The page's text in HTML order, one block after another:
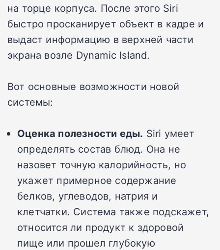
на торце корпуса. После этого Siri
быстро просканирует объект в кадре и
выдаст информацию в верхней части
экрана возле Dynamic Island.
Вот основные возможности новой
системы:
Оценка полезности еды. Siri умеет
определять состав блюд. Она не
назовет точную калорийность, но
укажет примерное содержание
белков, углеводов, натрия и
клетчатки. Система также подскажет,
относится ли продукт к здоровой
пище или прошел глубокую